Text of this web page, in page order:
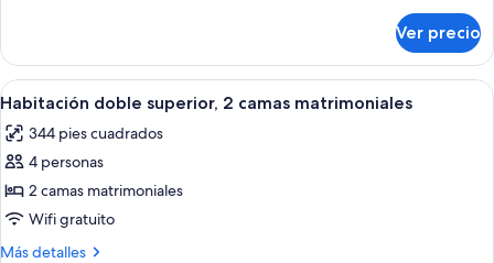
King
size
superior,
cama
size
Ver precio
Abrir
todas
las
fotos
de
Habitación
doble
Habitación de hotel con dos camas,
5
Habitación doble superior, 2 camas matrimoniales
344 pies cuadrados
4 personas
2 camas matrimoniales
Wifi gratuito
Más detalles
Más